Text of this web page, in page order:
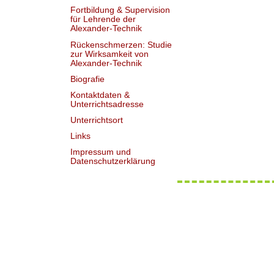
Fortbildung & Supervision
für Lehrende der
Alexander-Technik
Rückenschmerzen: Studie
zur Wirksamkeit von
Alexander-Technik
Biografie
Kontaktdaten &
Unterrichtsadresse
Unterrichtsort
Links
Impressum und
Datenschutzerklärung